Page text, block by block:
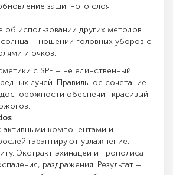
защитного слоя
об использовании других методов
– ношении головных уборов с
и очков.
с SPF – не единственный
лучей. Правильное сочетание
обеспечит красивый
активными компонентами и
гарантируют увлажнение,
Экстракт эхинацеи и прополиса
раздражения. Результат –